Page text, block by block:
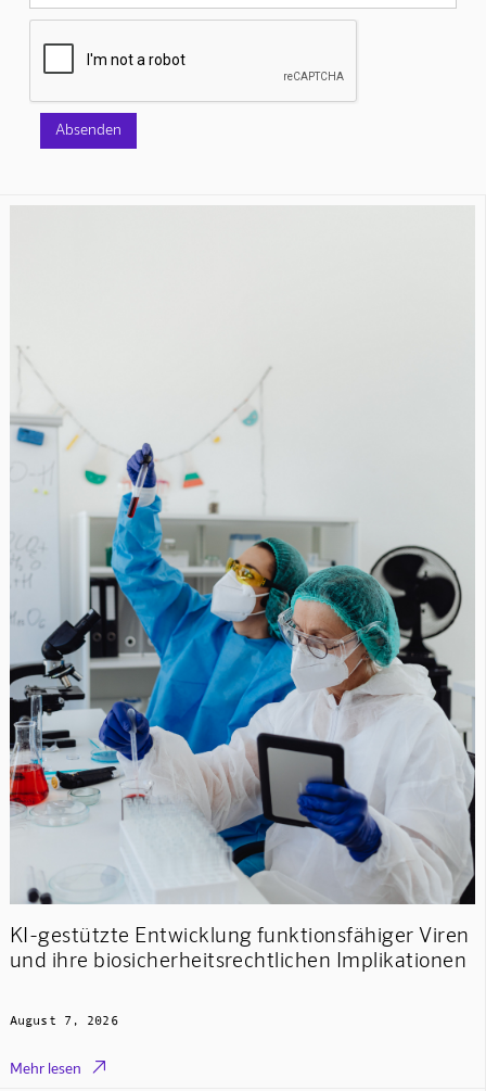
KI-gestützte Entwicklung funktionsfähiger Viren
und ihre biosicherheitsrechtlichen Implikationen
August 7, 2026
Mehr lesen 